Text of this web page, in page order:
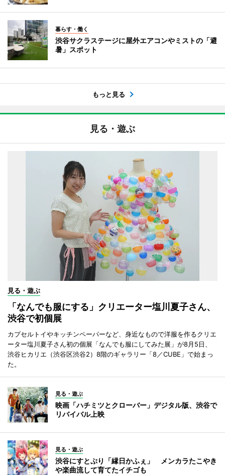
暮らす・働く
渋谷サクラステージに屋外エアコンやミストの「避
暑」スポット
もっと見る
見る・遊ぶ
見る・遊ぶ
「なんでも服にする」クリエーター塩川夏子さん、
渋谷で初個展
カプセルトイやキッチンペーパーなど、身近なもので洋服を作るクリエ
ーター塩川夏子さん初の個展「なんでも服にしてみた展」が8月5日、
渋谷ヒカリエ（渋谷区渋谷2）8階のギャラリー「8／CUBE」で始まっ
た。
見る・遊ぶ
映画「ハチミツとクローバー」デジタル版、渋谷で
リバイバル上映
見る・遊ぶ
渋谷にすとぷり「縁日かふぇ」 メンカラたこやき
や楽曲流して育てたイチゴも